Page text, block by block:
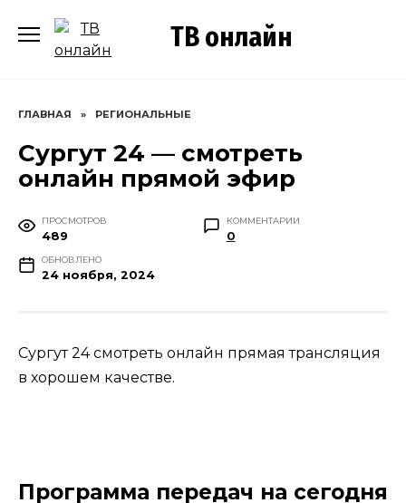
содержанию
ТВ онлайн
ГЛАВНАЯ » РЕГИОНАЛЬНЫЕ
Сургут 24 — смотреть
онлайн прямой эфир
ПРОСМОТРОВ
489
КОММЕНТАРИИ
0
ОБНОВЛЕНО
24 ноября, 2024
Сургут 24 смотреть онлайн прямая трансляция
в хорошем качестве.
Программа передач на сегодня